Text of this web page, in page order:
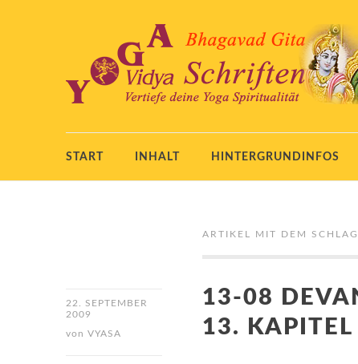
START INHALT HINTERGRUNDINFOS
ARTIKEL MIT DEM
22. SEPTEMBER
2009
von VYASA
13-08
13. KAPITEL